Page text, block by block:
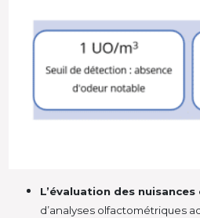
L’évaluation des
d’analyses olfactométriques